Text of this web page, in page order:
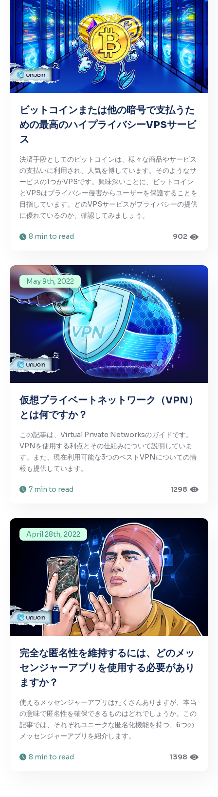
ビットコインまたは他の暗号で支払うた
めの最高のハイプライバシーVPSサービ
ス
決済手段としてのビットコインは、様々な商品やサービス
の支払いに利用され、人気を博しています。そのようなサ
ービスの1つがVPSです。興味深いことに、ビットコイン
とVPSはプライバシー侵害からユーザーを保護することを
目指しています。どのVPSサービスがプライバシーの提供
に優れているのか、確認してみましょう。
8 min to read 902
May 9th, 2022
仮想プライベートネットワーク（VPN）
とは何ですか？
この記事は、Virtual Private Networksのガイドです。
VPNを使用する利点とその仕組みについて説明していま
す。また、現在利用可能な3つのベストVPNについての情
報も提供しています。
7 min to read 1298
April 28th, 2022
完全な匿名性を維持するには、どのメッ
センジャーアプリを使用する必要があり
ますか？
使えるメッセンジャーアプリはたくさんありますが、本当
の意味で匿名性を確保できるものはどれでしょうか。この
記事では、それぞれユニークな匿名化機能を持つ、6つの
メッセンジャーアプリを紹介します。
8 min to read 1398